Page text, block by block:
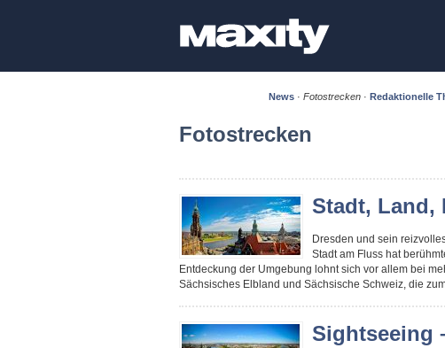
News· Fotostrecken· Redaktionelle
Fotostrecken
Stadt, Land,
Dresden und sein
Stadt am Fluss hat
Entdeckung der Umgebung lohnt sich vor allem bei
Sächsisches Elbland und Sächsische Schweiz, die
Sightseeing